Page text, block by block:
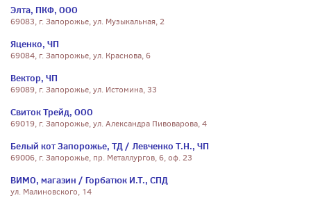
Элта, ПКФ, ООО
69083, г. Запорожье, ул. Музыкальная, 2
Яценко, ЧП
69084, г. Запорожье, ул. Краснова, 6
Вектор, ЧП
69089, г. Запорожье, ул. Истомина, 33
Свиток Трейд, ООО
69019, г. Запорожье, ул. Александра Пивоварова, 4
Белый кот Запорожье, ТД / Левченко Т.Н., ЧП
69006, г. Запорожье, пр. Металлургов, 6, оф. 23
ВИМО, магазин / Горбатюк И.Т., СПД
ул. Малиновского, 14